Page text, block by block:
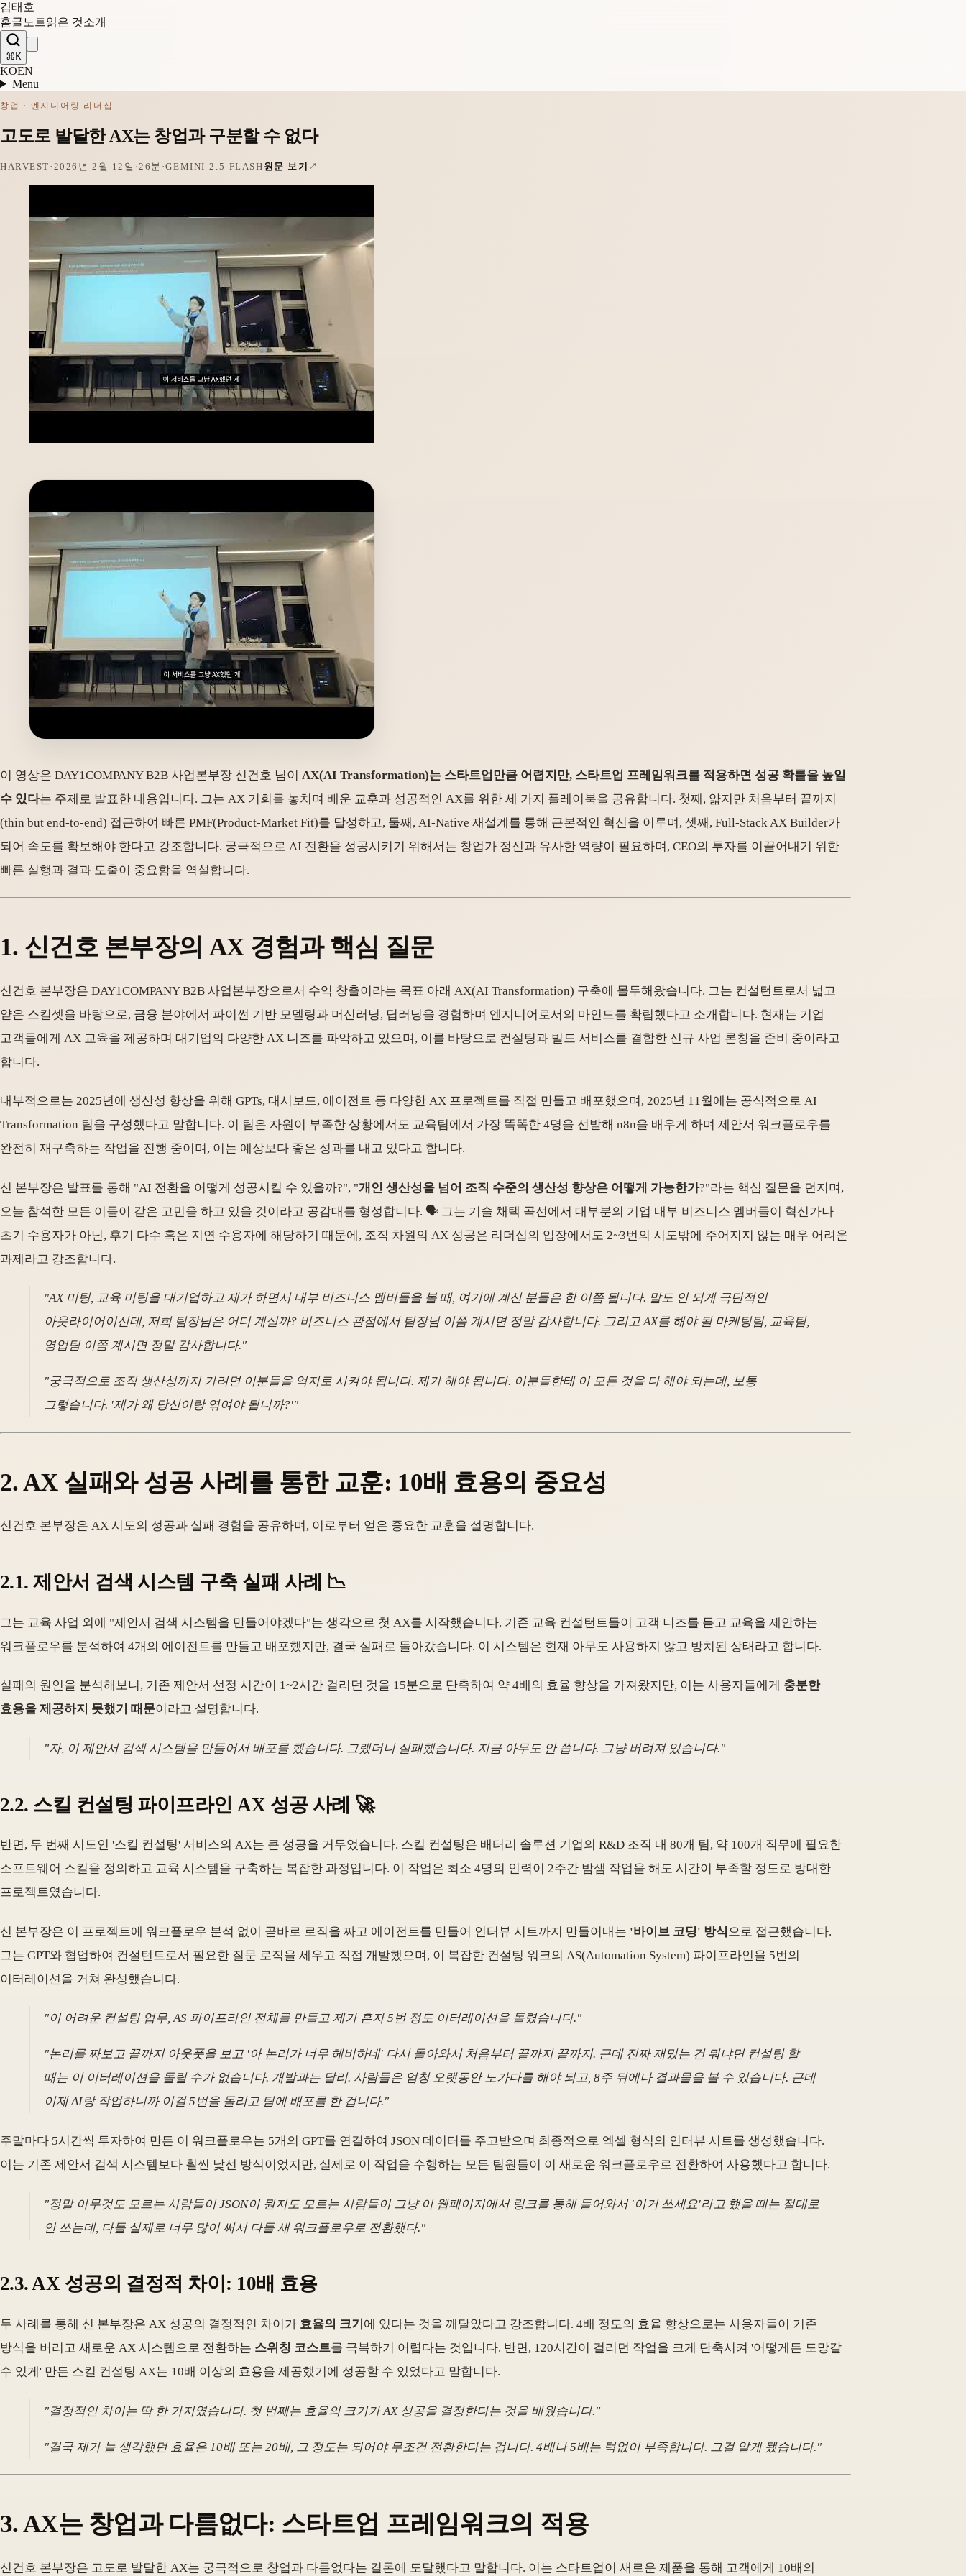
김태호
홈글 노트읽은 것소개
⌘K
KOEN
Menu
창업 · 엔지니어링 리더십
고도로 발달한 AX는 창업과 구분할 수 없다
HARVEST · 2026년 2월 12일 ·26분 ·GEMINI-2.5-FLASH 원문 보기
이 영상은 DAY1COMPANY B2B 사업본부장 신건호 님이 AX(AI Transformation)는 스타트업만큼 어렵지만, 스타트업 프레임워크를 적용하면 성공 확률을 높일
수 있다는 주제로 발표한 내용입니다. 그는 AX 기회를 놓치며 배운 교훈과 성공적인 AX를 위한 세 가지 플레이북을 공유합니다. 첫째, 얇지만 처음부터 끝까지
(thin but end-to-end) 접근하여 빠른 PMF(Product-Market Fit)를 달성하고, 둘째, AI-Native 재설계를 통해 근본적인 혁신을 이루며, 셋째, Full-Stack AX Builder가
되어 속도를 확보해야 한다고 강조합니다. 궁극적으로 AI 전환을 성공시키기 위해서는 창업가 정신과 유사한 역량이 필요하며, CEO의 투자를 이끌어내기 위한
빠른 실행과 결과 도출이 중요함을 역설합니다.
1. 신건호 본부장의 AX 경험과 핵심 질문
신건호 본부장은 DAY1COMPANY B2B 사업본부장으로서 수익 창출이라는 목표 아래 AX(AI Transformation) 구축에 몰두해왔습니다. 그는 컨설턴트로서 넓고
얕은 스킬셋을 바탕으로, 금융 분야에서 파이썬 기반 모델링과 머신러닝, 딥러닝을 경험하며 엔지니어로서의 마인드를 확립했다고 소개합니다. 현재는 기업
고객들에게 AX 교육을 제공하며 대기업의 다양한 AX 니즈를 파악하고 있으며, 이를 바탕으로 컨설팅과 빌드 서비스를 결합한 신규 사업 론칭을 준비 중이라고
합니다.
내부적으로는 2025년에 생산성 향상을 위해 GPTs, 대시보드, 에이전트 등 다양한 AX 프로젝트를 직접 만들고 배포했으며, 2025년 11월에는 공식적으로 AI
Transformation 팀을 구성했다고 말합니다. 이 팀은 자원이 부족한 상황에서도 교육팀에서 가장 똑똑한 4명을 선발해 n8n을 배우게 하며 제안서 워크플로우를
완전히 재구축하는 작업을 진행 중이며, 이는 예상보다 좋은 성과를 내고 있다고 합니다.
신 본부장은 발표를 통해 "AI 전환을 어떻게 성공시킬 수 있을까?", "개인 생산성을 넘어 조직 수준의 생산성 향상은 어떻게 가능한가?"라는 핵심 질문을 던지며,
오늘 참석한 모든 이들이 같은 고민을 하고 있을 것이라고 공감대를 형성합니다. 🗣️ 그는 기술 채택 곡선에서 대부분의 기업 내부 비즈니스 멤버들이 혁신가나
초기 수용자가 아닌, 후기 다수 혹은 지연 수용자에 해당하기 때문에, 조직 차원의 AX 성공은 리더십의 입장에서도 2~3번의 시도밖에 주어지지 않는 매우 어려운
과제라고 강조합니다.
"AX 미팅, 교육 미팅을 대기업하고 제가 하면서 내부 비즈니스 멤버들을 볼 때, 여기에 계신 분들은 한 이쯤 됩니다. 말도 안 되게 극단적인
아웃라이어이신데, 저희 팀장님은 어디 계실까? 비즈니스 관점에서 팀장님 이쯤 계시면 정말 감사합니다. 그리고 AX를 해야 될 마케팅팀, 교육팀,
영업팀 이쯤 계시면 정말 감사합니다."
"궁극적으로 조직 생산성까지 가려면 이분들을 억지로 시켜야 됩니다. 제가 해야 됩니다. 이분들한테 이 모든 것을 다 해야 되는데, 보통
그렇습니다. '제가 왜 당신이랑 엮여야 됩니까?'"
2. AX 실패와 성공 사례를 통한 교훈: 10배 효용의 중요성
신건호 본부장은 AX 시도의 성공과 실패 경험을 공유하며, 이로부터 얻은 중요한 교훈을 설명합니다.
2.1. 제안서 검색 시스템 구축 실패 사례 📉
그는 교육 사업 외에 "제안서 검색 시스템을 만들어야겠다"는 생각으로 첫 AX를 시작했습니다. 기존 교육 컨설턴트들이 고객 니즈를 듣고 교육을 제안하는
워크플로우를 분석하여 4개의 에이전트를 만들고 배포했지만, 결국 실패로 돌아갔습니다. 이 시스템은 현재 아무도 사용하지 않고 방치된 상태라고 합니다.
실패의 원인을 분석해보니, 기존 제안서 선정 시간이 1~2시간 걸리던 것을 15분으로 단축하여 약 4배의 효율 향상을 가져왔지만, 이는 사용자들에게 충분한
효용을 제공하지 못했기 때문이라고 설명합니다.
"자, 이 제안서 검색 시스템을 만들어서 배포를 했습니다. 그랬더니 실패했습니다. 지금 아무도 안 씁니다. 그냥 버려져 있습니다."
2.2. 스킬 컨설팅 파이프라인 AX 성공 사례 🚀
반면, 두 번째 시도인 '스킬 컨설팅' 서비스의 AX는 큰 성공을 거두었습니다. 스킬 컨설팅은 배터리 솔루션 기업의 R&D 조직 내 80개 팀, 약 100개 직무에 필요한
소프트웨어 스킬을 정의하고 교육 시스템을 구축하는 복잡한 과정입니다. 이 작업은 최소 4명의 인력이 2주간 밤샘 작업을 해도 시간이 부족할 정도로 방대한
프로젝트였습니다.
신 본부장은 이 프로젝트에 워크플로우 분석 없이 곧바로 로직을 짜고 에이전트를 만들어 인터뷰 시트까지 만들어내는 '바이브 코딩' 방식으로 접근했습니다.
그는 GPT와 협업하여 컨설턴트로서 필요한 질문 로직을 세우고 직접 개발했으며, 이 복잡한 컨설팅 워크의 AS(Automation System) 파이프라인을 5번의
이터레이션을 거쳐 완성했습니다.
"이 어려운 컨설팅 업무, AS 파이프라인 전체를 만들고 제가 혼자 5번 정도 이터레이션을 돌렸습니다."
"논리를 짜보고 끝까지 아웃풋을 보고 '아 논리가 너무 헤비하네' 다시 돌아와서 처음부터 끝까지 끝까지. 근데 진짜 재밌는 건 뭐냐면 컨설팅 할
때는 이 이터레이션을 돌릴 수가 없습니다. 개발과는 달리. 사람들은 엄청 오랫동안 노가다를 해야 되고, 8주 뒤에나 결과물을 볼 수 있습니다. 근데
이제 AI랑 작업하니까 이걸 5번을 돌리고 팀에 배포를 한 겁니다."
주말마다 5시간씩 투자하여 만든 이 워크플로우는 5개의 GPT를 연결하여 JSON 데이터를 주고받으며 최종적으로 엑셀 형식의 인터뷰 시트를 생성했습니다.
이는 기존 제안서 검색 시스템보다 훨씬 낯선 방식이었지만, 실제로 이 작업을 수행하는 모든 팀원들이 이 새로운 워크플로우로 전환하여 사용했다고 합니다.
"정말 아무것도 모르는 사람들이 JSON이 뭔지도 모르는 사람들이 그냥 이 웹페이지에서 링크를 통해 들어와서 '이거 쓰세요'라고 했을 때는 절대로
안 쓰는데, 다들 실제로 너무 많이 써서 다들 새 워크플로우로 전환했다."
2.3. AX 성공의 결정적 차이: 10배 효용
두 사례를 통해 신 본부장은 AX 성공의 결정적인 차이가 효율의 크기 에 있다는 것을 깨달았다고 강조합니다. 4배 정도의 효율 향상으로는 사용자들이 기존
방식을 버리고 새로운 AX 시스템으로 전환하는 스위칭 코스트를 극복하기 어렵다는 것입니다. 반면, 120시간이 걸리던 작업을 크게 단축시켜 '어떻게든 도망갈
수 있게' 만든 스킬 컨설팅 AX는 10배 이상의 효용을 제공했기에 성공할 수 있었다고 말합니다.
"결정적인 차이는 딱 한 가지였습니다. 첫 번째는 효율의 크기가 AX 성공을 결정한다는 것을 배웠습니다."
"결국 제가 늘 생각했던 효율은 10배 또는 20배, 그 정도는 되어야 무조건 전환한다는 겁니다. 4배나 5배는 턱없이 부족합니다. 그걸 알게 됐습니다."
3. AX는 창업과 다름없다: 스타트업 프레임워크의 적용
신건호 본부장은 고도로 발달한 AX는 궁극적으로 창업과 다름없다는 결론에 도달했다고 말합니다. 이는 스타트업이 새로운 제품을 통해 고객에게 10배의